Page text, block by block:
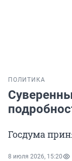
ПОЛИТИКА
Госдума
8 июля 2026, 15:20